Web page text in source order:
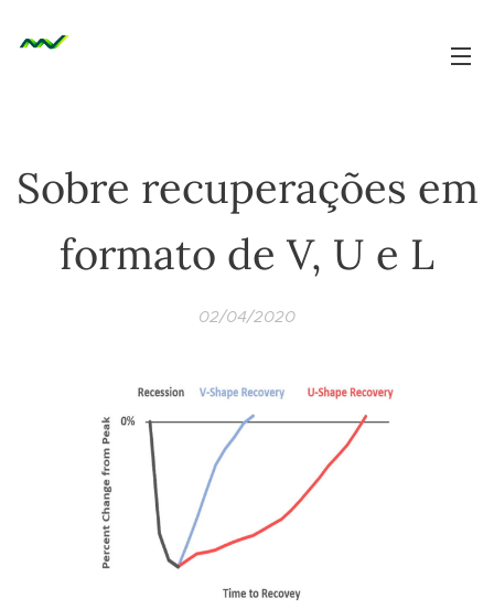
Sobre recuperações em
formato de V, U e L
02/04/2020